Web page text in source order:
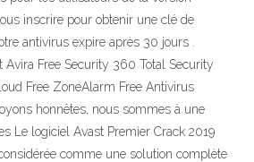
inscrire pour obtenir une clé de
antivirus expire après 30 jours .
Avira Free Security 360 Total Security
Free ZoneAlarm Free Antivirus
honnêtes, nous sommes à une
Le logiciel Avast Premier Crack 2019
comme une solution complète